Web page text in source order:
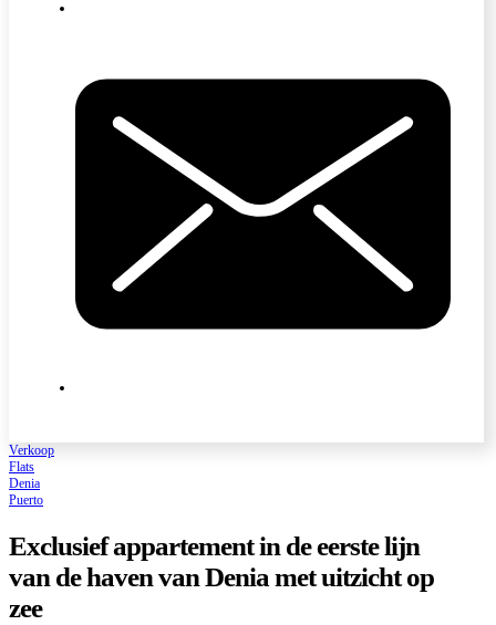
Verkoop
Flats
Denia
Puerto
Exclusief appartement in de eerste lijn
van de haven van Denia met uitzicht op
zee